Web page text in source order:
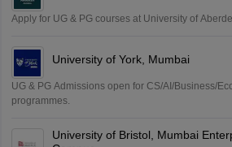
Apply for UG & PG courses at University of
University of York, Mumbai
UG & PG Admissions open for CS/AI/Business/
programmes.
University of Bristol, Mumbai